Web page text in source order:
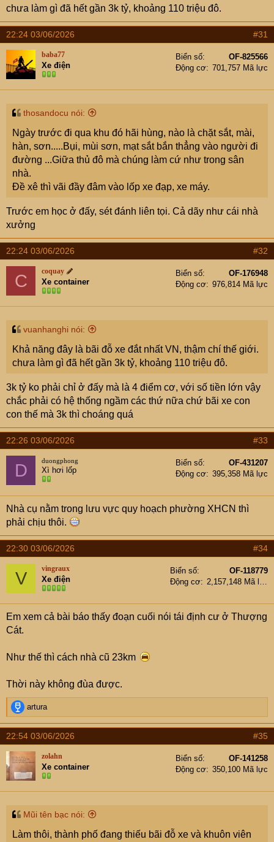
chưa làm gì đã hết gần 3k tỷ, khoảng 110 triệu đô.
22:24 03/06/2026 #31
baba77
Xe điện
Biển số
OF-825566
Động cơ
701,757 Mã lực
thosandocu nói:
Ngày trước đi qua khu đó hãi hùng, nào là chặt sắt, mài,
hàn, sơn.....Bụi, mùi sơn, mạt sắt bắn thẳng vào người đi
đường ...Giữa thủ đô mà chúng làm cứ như trong sân
nhà.
Đề xê thì vãi đầy đâm vào lốp xe đạp, xe máy.
Trước em học ở đấy, sét đánh liên tọi. Cả dãy như cái nhà
xưởng
22:24 03/06/2026 #32
C coquay
Xe container
Biển số
OF-176948
Động cơ
976,814 Mã lực
vuanhanghi nói:
Khả năng đây là bãi đỗ xe đắt nhất VN, thậm chí thế giới.
chưa làm gì đã hết gần 3k tỷ, khoảng 110 triệu đô.
3k tỷ ko phải chỉ ở đấy mà là 4 điểm cơ, với số tiền lớn vậy
chắc phải có hệ thống ngầm các thứ nữa chứ bãi xe con
con thế mà 3k thì choáng quá
22:26 03/06/2026 #33
D duongphong
Xì hơi lốp
Biển số
OF-431207
Động cơ
395,358 Mã lực
Nhà cụ nằm trong lưu vực quy hoạch phường XHCN thì
phải chịu thôi.
22:30 03/06/2026 #34
V vingraux
Xe điện
Biển số
OF-118779
Động cơ
2,157,148 Mã lực
Em xem cả bài báo thấy đoạn cuối nói tái định cư ở Thượng
Cát.
Như thế thì cách nhà cũ 23km
Thời này không đùa được.
R
e
a
c
t
i
o
n
s
artura
22:54 03/06/2026 #35
zolahn
Xe container
Biển số
OF-141258
Động cơ
350,100 Mã lực
Mũi tên bạc nói:
Làm thôi, thành phố đang thiếu bãi đỗ xe và khuôn viên